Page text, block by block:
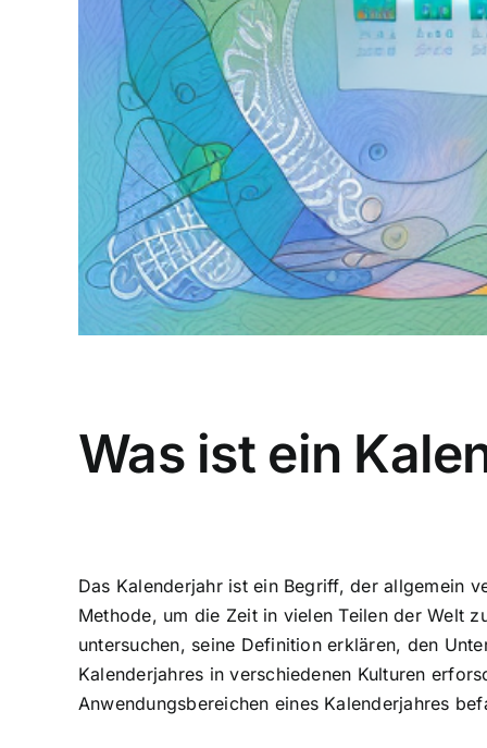
Was ist ein
Das Kalenderjahr ist ein Begriff, der allgemein
Methode, um die Zeit in vielen Teilen der Welt
untersuchen, seine Definition erklären, den
Kalenderjahres in verschiedenen Kulturen
Anwendungsbereichen eines Kalenderjahres